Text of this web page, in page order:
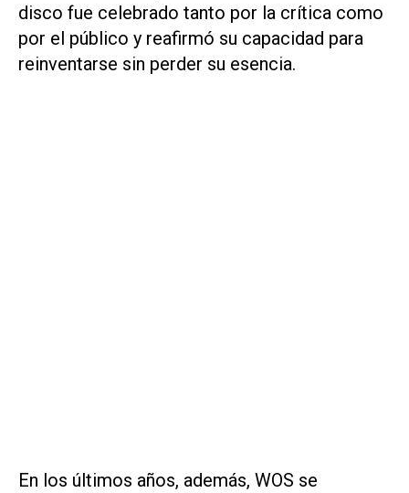
disco fue celebrado tanto por la crítica como
por el público y reafirmó su capacidad para
reinventarse sin perder su esencia.
En los últimos años, además, WOS se